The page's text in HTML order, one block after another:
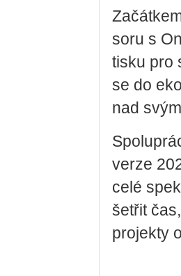
so­ru s
tisku pro
se do
nad
verze
celé
še­t­řit
pro­jek­ty